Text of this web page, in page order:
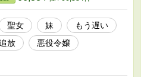
がなくなれば、ラインハルトも
彼らはすぐに、それを思い知るこ
聖女 妹
もう遅い
放
悪役令嬢